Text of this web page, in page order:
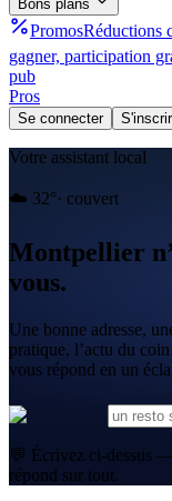
Bons plans
PromosRéductions
gagner, participation
pub
Pros
Se connecter
Votre assistant local
☁️ 32°· couvert
Montpellier
vous.
Une bonne adresse,
pratique, l’actu du
vous répond en un
💬 Écrivez ci-dessus
répond sur tout.